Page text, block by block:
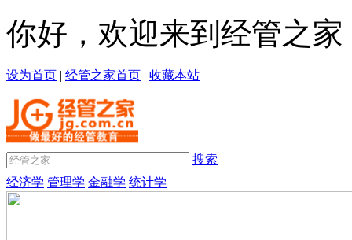
你好，欢迎来到经管之家
设为首页 | 经管之家首页 | 收藏本站
搜索
经济学 管理学 金融学 统计学